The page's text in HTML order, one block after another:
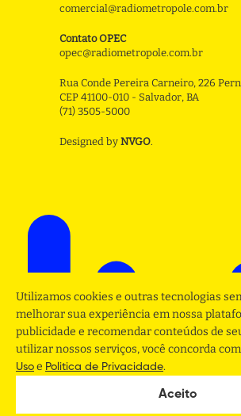
comercial@radiometropole.com.br
Contato OPEC
opec@radiometropole.com.br
Rua Conde Pereira Carneiro, 226
CEP 41100-010 - Salvador, BA
(71) 3505-5000
Designed by NVGO.
Utilizamos cookies e outras tecnologias
melhorar sua experiência em nossa
publicidade e recomendar conteúdos de
utilizar nossos serviços, você concorda
Uso e Politica de Privacidade.
Aceito